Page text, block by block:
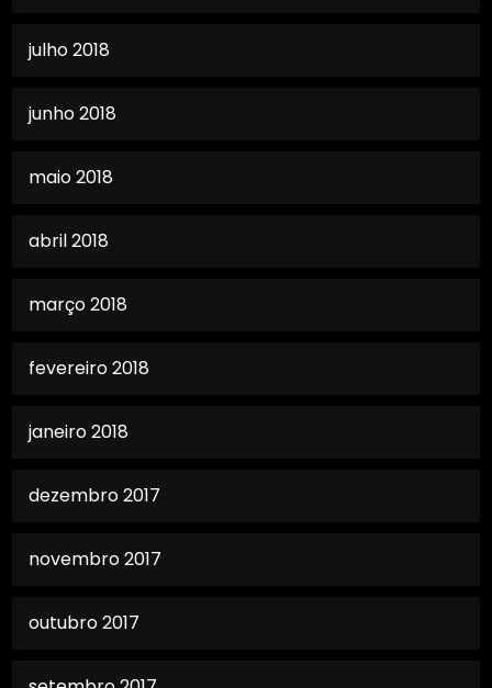
julho 2018
junho 2018
maio 2018
abril 2018
março 2018
fevereiro 2018
janeiro 2018
dezembro 2017
novembro 2017
outubro 2017